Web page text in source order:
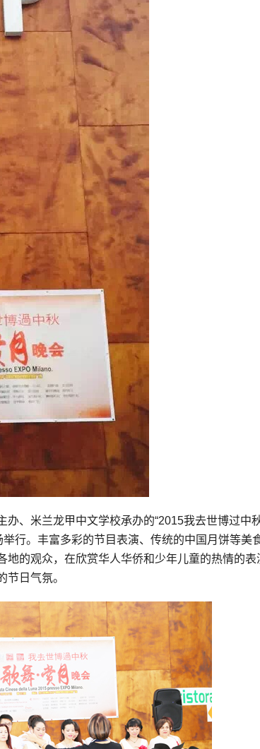
办、米兰龙甲中文学校承办的“2015我去世博过中
行。丰富多彩的节目表演、传统的中国月饼等美
的观众，在欣赏华人华侨和少年儿童的热情的表
日气氛。